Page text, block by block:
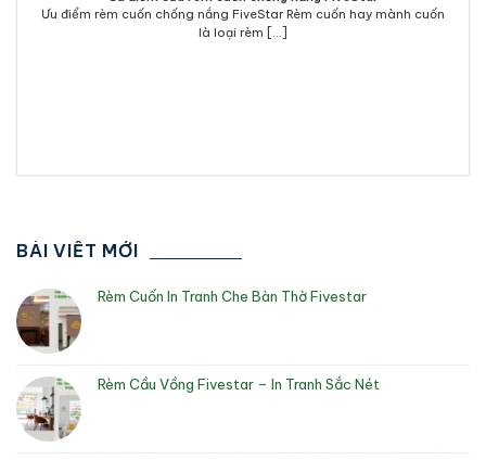
BÀI VIẾT MỚI
Rèm Cuốn In Tranh Che Bàn Thờ Fivestar
Rèm Cầu Vồng Fivestar – In Tranh Sắc Nét
Ưu điểm rèm cuốn chống nắng FiveStar Rèm cuốn hay mành cuốn
là loại rèm [...]